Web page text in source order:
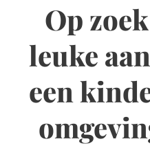
Op
leuke
een